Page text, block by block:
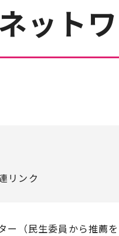
ット
リンク
ー（民生委員から推薦